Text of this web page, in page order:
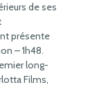
de ses
présente
– 1h48.
long-
Films,